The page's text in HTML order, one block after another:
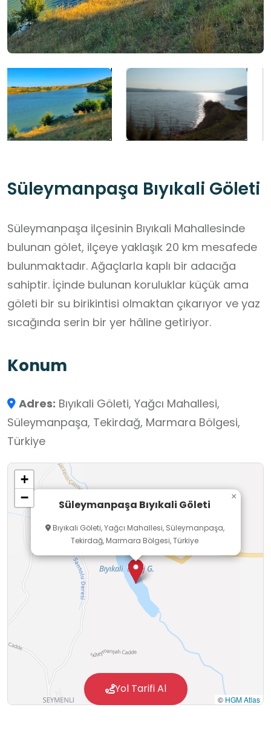
Süleymanpaşa Bıyıkali Göleti
Süleymanpaşa ilçesinin Bıyıkali Mahallesinde
bulunan gölet, ilçeye yaklaşık 20 km mesafede
bulunmaktadır. Ağaçlarla kaplı bir adacığa
sahiptir. İçinde bulunan koruluklar küçük ama
göleti bir su birikintisi olmaktan çıkarıyor ve yaz
sıcağında serin bir yer hâline getiriyor.
Konum
Adres: Bıyıkali Göleti, Yağcı Mahallesi,
Süleymanpaşa, Tekirdağ, Marmara Bölgesi,
Türkiye
Süleymanpaşa Bıyıkali Göleti
Bıyıkali Göleti, Yağcı Mahallesi, Süleymanpaşa,
Tekirdağ, Marmara Bölgesi, Türkiye
×
+
−
© HGM Atlas
Yol Tarifi Al